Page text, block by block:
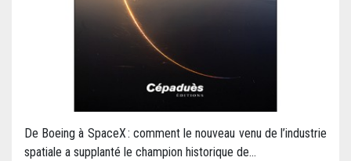
De Boeing à SpaceX : comment le nouveau venu de l’industrie
spatiale a supplanté le champion historique de...